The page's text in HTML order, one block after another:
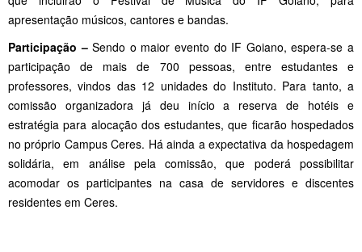
apresentação músicos, cantores e bandas.
Participação –Sendo o maior evento do IF Goiano, espera-se a
participação de mais de 700 pessoas, entre estudantes e
professores, vindos das 12 unidades do Instituto. Para tanto, a
comissão organizadora já deu início a reserva de hotéis e
estratégia para alocação dos estudantes, que ficarão hospedados
no próprio Campus Ceres. Há ainda a expectativa da hospedagem
solidária, em análise pela comissão, que poderá possibilitar
acomodar os participantes na casa de servidores e discentes
residentes em Ceres.